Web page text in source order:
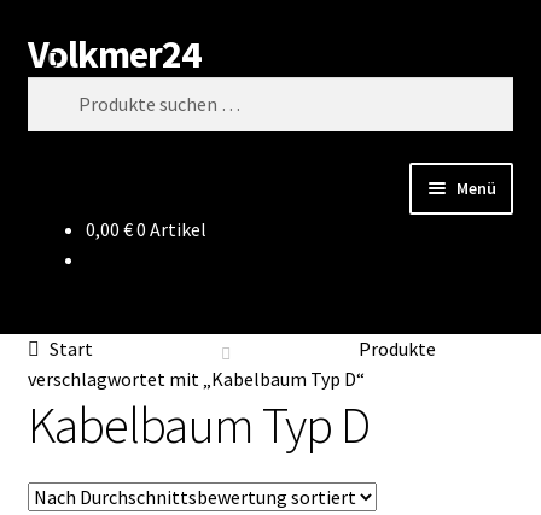
Zur
Navigation
springen
Zum
Inhalt
springen
Volkmer24
Suchen
Menü
Impressum
Datenschutz
Impressum
0,00 €0 Artikel
Start
Produkte
verschlagwortet mit „Kabelbaum Typ D“
Kabelbaum Typ D